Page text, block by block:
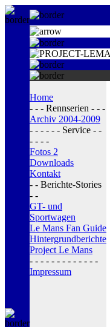
Home
- - - Rennserien - - -
Archiv 2004-2009
- - - - - - Service - -
- - - -
Fotos 2
Downloads
Kontakt
- - Berichte-Stories
- -
GT- und
Sportwagen
Le Mans Fan Guide
Hintergrundberichte
Project Le Mans
- - - - - - - - - - - - -
Impressum